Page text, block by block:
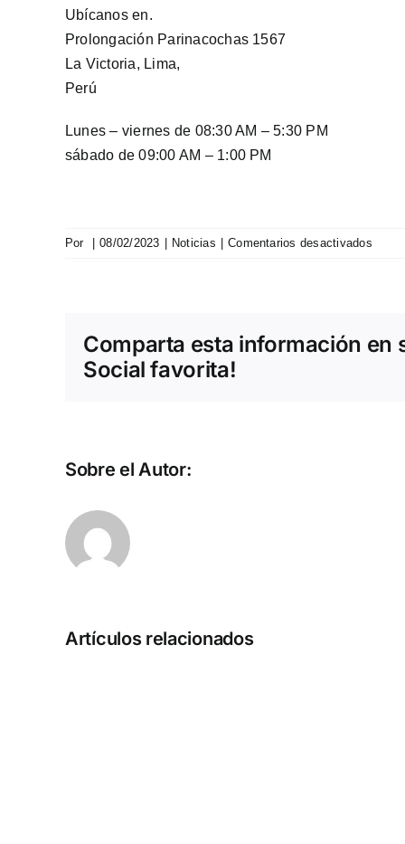
Ubícanos en.
Prolongación Parinacochas 1567
La Victoria, Lima,
Perú
Lunes – viernes de 08:30 AM – 5:30 PM
sábado de 09:00 AM – 1:00 PM
Por 08/02/2023 Noticias Comentarios desactivadosen
Howo
Comparta esta información en
Social favorita!
Sobre el Autor:
Artículos relacionados